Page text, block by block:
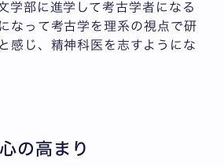
学部に進学して考古学者になる
なって考古学を理系の視点で研
感じ、精神科医を志すようにな
の高まり